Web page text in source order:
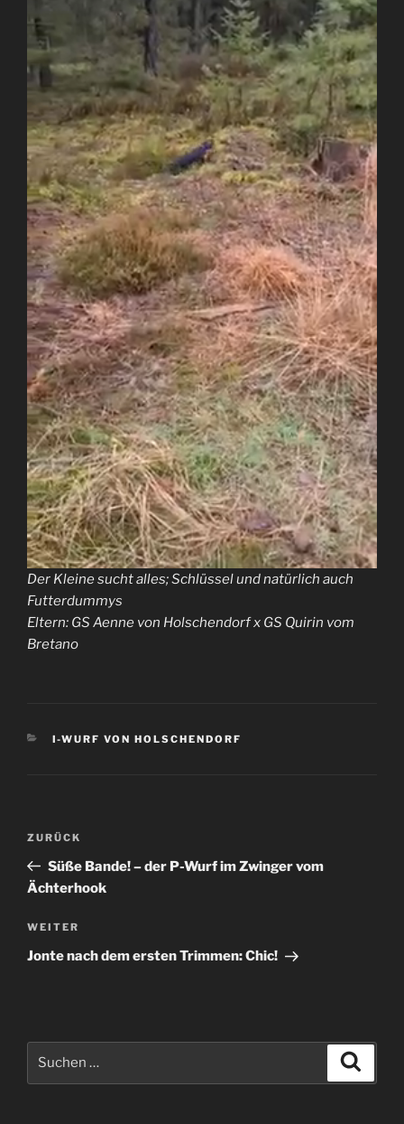
Der Kleine sucht alles; Schlüssel und natürlich auch
Futterdummys
Eltern: GS Aenne von Holschendorf x GS Quirin vom
Bretano
KATEGORIEN
I-WURF VON HOLSCHENDORF
Beitragsnavigation
Vorheriger
Beitrag
ZURÜCK
Süße Bande! – der P-Wurf im Zwinger vom
Ächterhook
Nächster
Beitrag
WEITER
Jonte nach dem ersten Trimmen: Chic!